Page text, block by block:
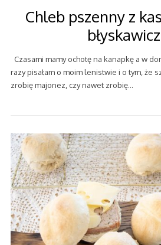
Chleb pszenny z
Czasami mamy ochotę na kanapkę a w
razy pisałam o moim lenistwie i o tym, że
zrobię majonez, czy nawet zrobię…